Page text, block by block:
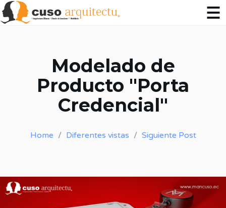
Modelado de
Producto "Porta
Credencial"
Home Diferentes vistas Siguiente Post